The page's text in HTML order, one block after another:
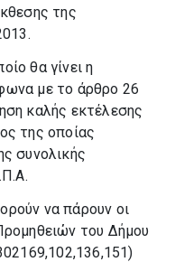
της
θα γίνει η
με το άρθρο 26
καλής εκτέλεσης
της οποίας
συνολικής
να πάρουν οι
του Δήμου